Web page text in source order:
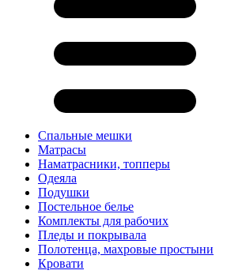
Спальные мешки
Матрасы
Наматрасники, топперы
Одеяла
Подушки
Постельное белье
Комплекты для рабочих
Пледы и покрывала
Полотенца, махровые простыни
Кровати